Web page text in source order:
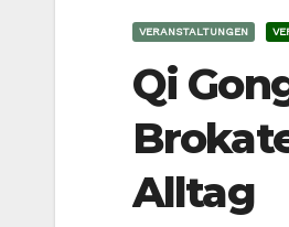
VERANSTALTUNGEN
Qi
Alltag